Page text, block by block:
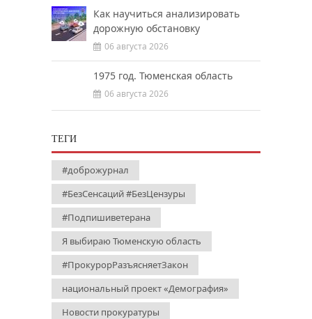
Как научиться анализировать
дорожную обстановку
06 августа 2026
1975 год. Тюменская область
06 августа 2026
ТЕГИ
#доброжурнал
#БезСенсаций #БезЦензуры
#Подпишиветерана
Я выбираю Тюменскую область
#ПрокурорРазъясняетЗакон
национальный проект «Демография»
Новости прокуратуры